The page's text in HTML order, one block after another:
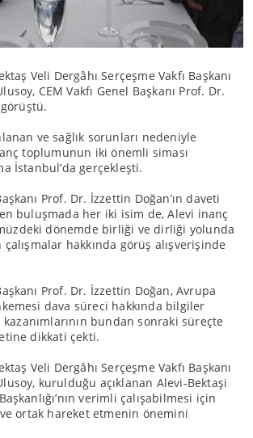
Veli Dergâhı Serçeşme Vakfı Başkanı
CEM Vakfı Genel Başkanı Prof. Dr.
ve sağlık sorunları nedeniyle
toplumunun iki önemli siması
İstanbul’da gerçekleşti.
Prof. Dr. İzzettin Doğan’ın daveti
buluşmada her iki isim de, Alevi inanç
dönemde birliği ve dirliği yolunda
çalışmalar hakkında görüş alışverişinde
Prof. Dr. İzzettin Doğan, Avrupa
dava süreci hakkında bilgiler
bundan sonraki süreçte
dikkati çekti.
Veli Dergâhı Serçeşme Vakfı Başkanı
kurulduğu açıklanan Alevi-Bektaşi
verimli çalışabilmesi için
ortak hareket etmenin önemini